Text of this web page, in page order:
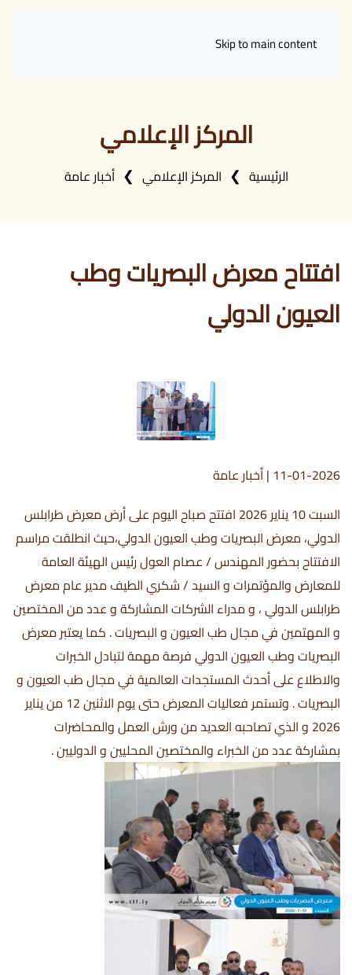
Skip to main content
المركز الإعلامي
الرئيسية المركز الإعلامي أخبار عامة
افتتاح معرض البصريات وطب
العيون الدولي
11-01-2026
|أخبار عامة
السبت 10 يناير 2026 افتتح صباح اليوم على أرض معرض طرابلس
الدولي، معرض البصريات وطب العيون الدولي،حيث انطلقت مراسم
الافتتاح بحضور المهندس / عصام العول رئيس الهيئة العامة
للمعارض والمؤتمرات و السيد / شكري الطيف مدير عام معرض
طرابلس الدولي ، و مدراء الشركات المشاركة و عدد من المختصين
و المهتمين في مجال طب العيون و البصريات . كما يعتبر معرض
البصريات وطب العيون الدولي فرصة مهمة لتبادل الخبرات
والاطلاع على أحدث المستجدات العالمية في مجال طب العيون و
البصريات . وتستمر فعاليات المعرض حتى يوم الاثنين 12 من يناير
2026 و الذي تصاحبه العديد من ورش العمل والمحاضرات
بمشاركة عدد من الخبراء والمختصين المحليين و الدوليين .